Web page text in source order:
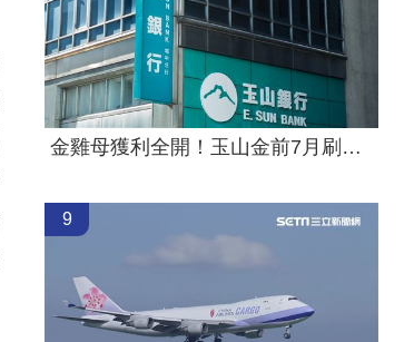
金雞母獲利全開！玉山金前7月刷新紀錄
9